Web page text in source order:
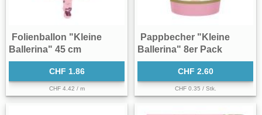
Folienballon "Kleine
Ballerina" 45 cm
CHF 1.86
CHF 4.42 / m
Pappbecher "Kleine
Ballerina" 8er Pack
CHF 2.60
CHF 0.35 / Stk.